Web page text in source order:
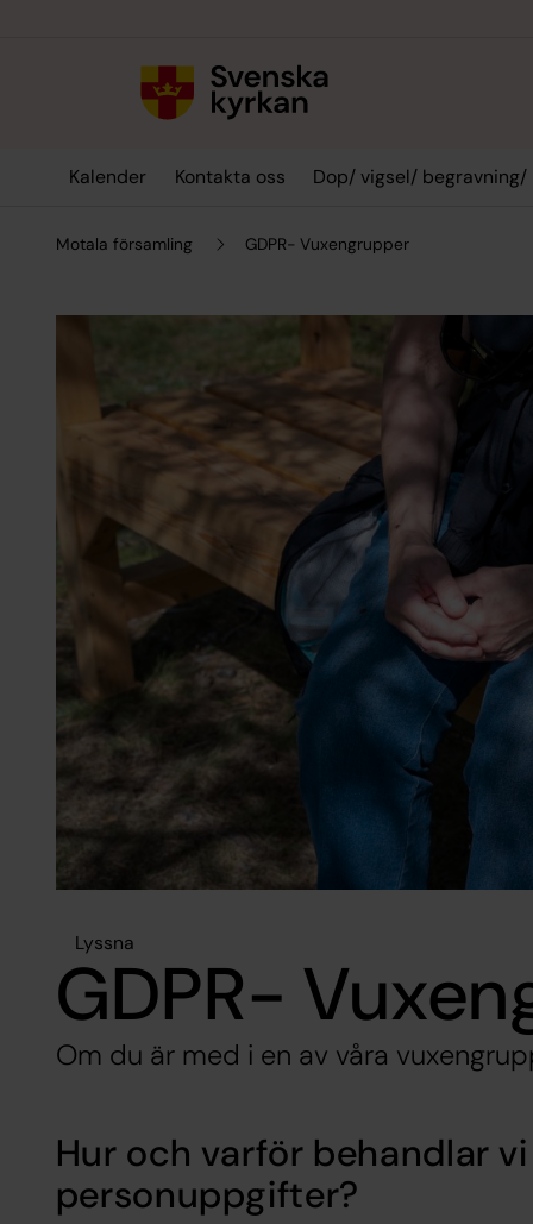
Kalender Kontakta oss Dop/ vigsel/ begravning/
Motala församling GDPR- Vuxengrupper
Lyssna
GDPR-
Om du är med i en av våra
Hur och varför behandlar
personuppgifter?